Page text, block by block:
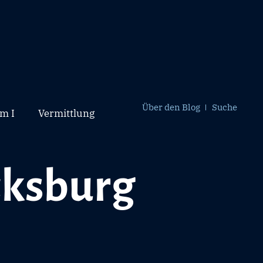
I Vermittlung Über den Blog Suche